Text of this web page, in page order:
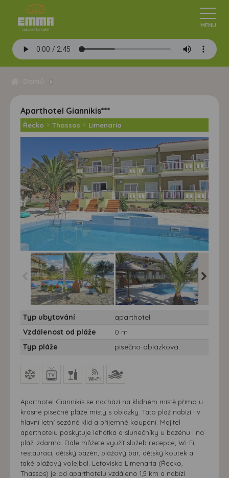
Aparthotel Giannikis***
Řecko > Thassos > Limenaria
Typ ubytování
aparthotel
Vzdálenost od pláže
0 m
Typ pláže
písečno-oblázková
Aparthotel Giannikis se nachází na klidném místě přímo u
krásné písečné pláže místy s oblázky. Tato pláž nabízí i v
hlavní letní sezóně klid a příjemné koupání. Majitel
aparthotelu poskytuje lehátka a slunečníky u bazénu i na
pláži zdarma. Dále můžete využít služeb recepce, Wi-Fi,
restauraci, dětský bazén, plážový bar, dětský koutek a
také plážový volejbal. Letovisko Limenaria (Řecko,
Thassos) je od aparthotelu vzdáleno 1,5 km a nabízí